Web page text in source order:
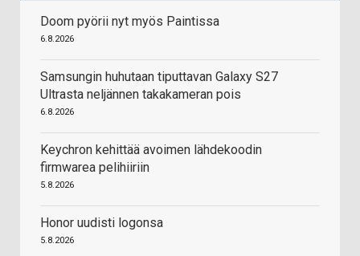
Doom pyörii nyt myös Paintissa
6.8.2026
Samsungin huhutaan tiputtavan Galaxy S27
Ultrasta neljännen takakameran pois
6.8.2026
Keychron kehittää avoimen lähdekoodin
firmwarea pelihiiriin
5.8.2026
Honor uudisti logonsa
5.8.2026